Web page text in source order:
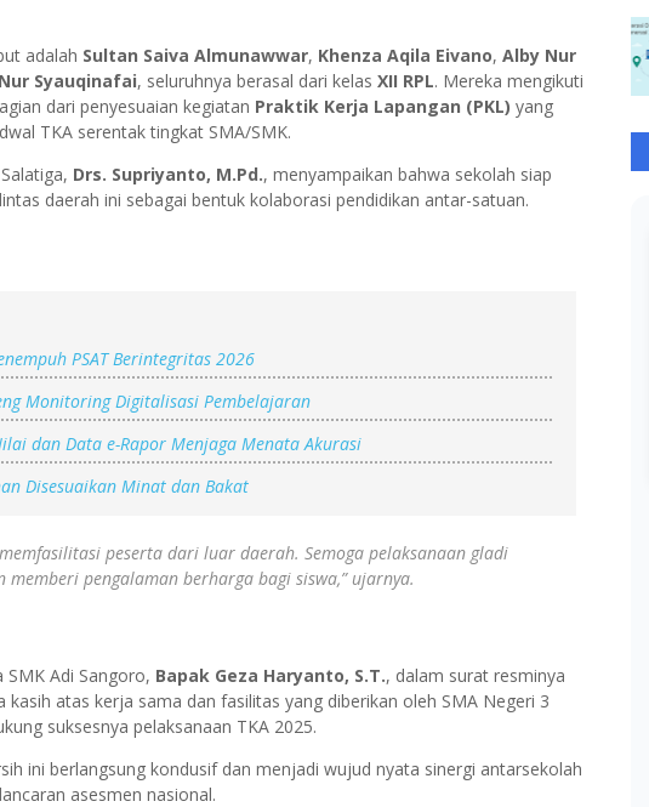
adalah Sultan Saiva Almunawwar, Khenza Aqila Eivano, Alby Nur
Syauqinafai, seluruhnya berasal dari kelas XII RPL. Mereka mengikuti
dari penyesuaian kegiatan Praktik Kerja Lapangan (PKL) yang
TKA serentak tingkat SMA/SMK.
Drs. Supriyanto, M.Pd., menyampaikan bahwa sekolah siap
daerah ini sebagai bentuk kolaborasi pendidikan antar-satuan.
PSAT Berintegritas 2026
Monitoring Digitalisasi Pembelajaran
dan Data e-Rapor Menjaga Menata Akurasi
Disesuaikan Minat dan Bakat
peserta dari luar daerah. Semoga pelaksanaan gladi
pengalaman berharga bagi siswa,” ujarnya.
SMK Adi Sangoro, Bapak Geza Haryanto, S.T., dalam surat resminya
kasih atas kerja sama dan fasilitas yang diberikan oleh SMA Negeri 3
suksesnya pelaksanaan TKA 2025.
ini berlangsung kondusif dan menjadi wujud nyata sinergi antarsekolah
asesmen nasional.